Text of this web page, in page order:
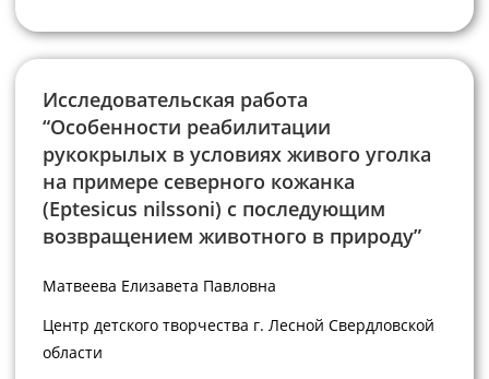
Исследовательская работа
“Особенности реабилитации
рукокрылых в условиях живого уголка
на примере северного кожанка
(Eptesicus nilssoni) с последующим
возвращением животного в природу”
Матвеева Елизавета Павловна
Центр детского творчества г. Лесной Свердловской
области